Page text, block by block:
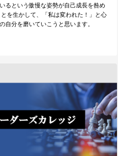
るという傲慢な姿勢が自己成長を咎め
を生かして、「私は変われた！」と心
自分を磨いていこうと思います。